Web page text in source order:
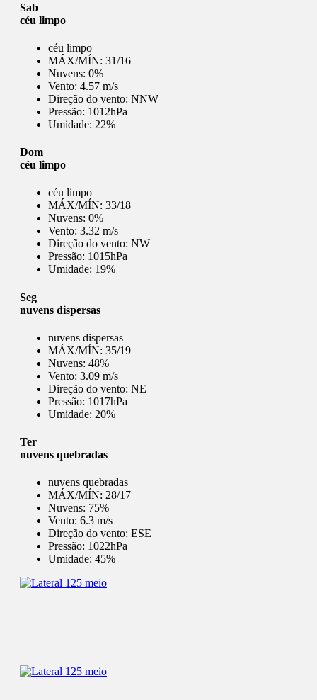
Sab
céu limpo
céu limpo
MÁX/MÍN: 31/16
Nuvens: 0%
Vento: 4.57 m/s
Direção do vento: NNW
Pressão: 1012hPa
Umidade: 22%
Dom
céu limpo
céu limpo
MÁX/MÍN: 33/18
Nuvens: 0%
Vento: 3.32 m/s
Direção do vento: NW
Pressão: 1015hPa
Umidade: 19%
Seg
nuvens dispersas
nuvens dispersas
MÁX/MÍN: 35/19
Nuvens: 48%
Vento: 3.09 m/s
Direção do vento: NE
Pressão: 1017hPa
Umidade: 20%
Ter
nuvens quebradas
nuvens quebradas
MÁX/MÍN: 28/17
Nuvens: 75%
Vento: 6.3 m/s
Direção do vento: ESE
Pressão: 1022hPa
Umidade: 45%